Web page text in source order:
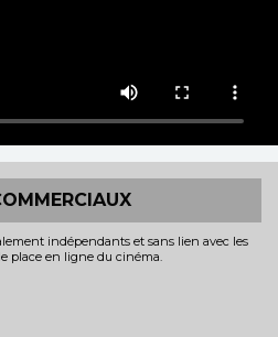
indépendants et sans lien avec les
place en ligne du cinéma.